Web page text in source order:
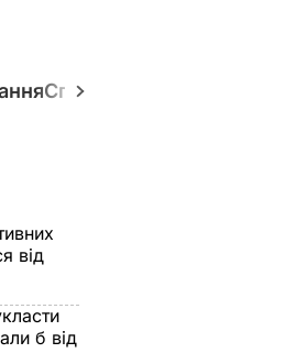
Спецпроєкти
від
б від